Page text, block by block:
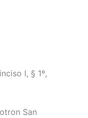
I, § 1º,
San